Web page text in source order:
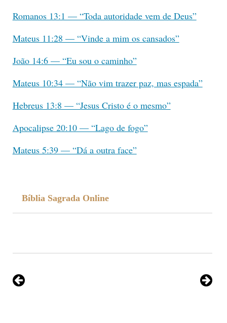
Romanos 13:1 — “Toda autoridade vem de Deus”
Mateus 11:28 — “Vinde a mim os cansados”
João 14:6 — “Eu sou o caminho”
Mateus 10:34 — “Não vim trazer paz, mas espada”
Hebreus 13:8 — “Jesus Cristo é o mesmo”
Apocalipse 20:10 — “Lago de fogo”
Mateus 5:39 — “Dá a outra face”
Bíblia Sagrada Online